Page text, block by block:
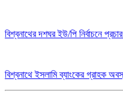
বিশ্বনাথের দশঘর ইউ/পি নির্বাচনে
বিশ্বনাথে ইসলামি ব্যাংকের গ্রাহক